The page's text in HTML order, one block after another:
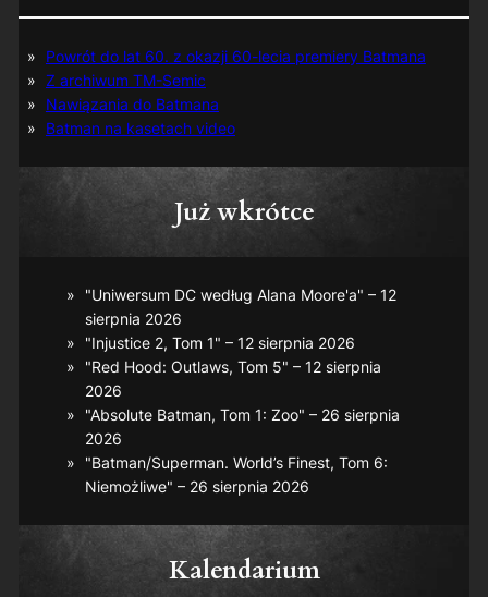
Powrót do lat 60. z okazji 60-lecia premiery Batmana
Z archiwum TM-Semic
Nawiązania do Batmana
Batman na kasetach video
Już wkrótce
"Uniwersum DC według Alana Moore'a" – 12
sierpnia 2026
"Injustice 2, Tom 1" – 12 sierpnia 2026
"Red Hood: Outlaws, Tom 5" – 12 sierpnia
2026
"Absolute Batman, Tom 1: Zoo" – 26 sierpnia
2026
"Batman/Superman. World’s Finest, Tom 6:
Niemożliwe" – 26 sierpnia 2026
Kalendarium